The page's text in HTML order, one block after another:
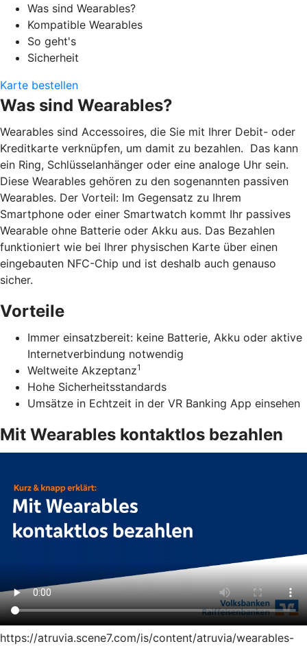
Was sind Wearables?
Kompatible Wearables
So geht's
Sicherheit
Karte bestellen
Was sind Wearables?
Wearables sind Accessoires, die Sie mit Ihrer Debit- oder
Kreditkarte verknüpfen, um damit zu bezahlen. Das kann
ein Ring, Schlüsselanhänger oder eine analoge Uhr sein.
Diese Wearables gehören zu den sogenannten passiven
Wearables. Der Vorteil: Im Gegensatz zu Ihrem
Smartphone oder einer Smartwatch kommt Ihr passives
Wearable ohne Batterie oder Akku aus. Das Bezahlen
funktioniert wie bei Ihrer physischen Karte über einen
eingebauten NFC-Chip und ist deshalb auch genauso
sicher.
Vorteile
Immer einsatzbereit: keine Batterie, Akku oder aktive
Internetverbindung notwendig
Weltweite Akzeptanz1
Hohe Sicherheitsstandards
Umsätze in Echtzeit in der VR Banking App einsehen
Mit Wearables kontaktlos bezahlen
https://atruvia.scene7.com/is/content/atruvia/wearables-